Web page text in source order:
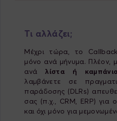
Τι αλλάζει;
Μέχρι τώρα, το
μόνο ανά μήνυμα. Πλέον,
ανάλίστα ή
λαμβάνετε σε
παράδοσης (DLRs)
σας (π.χ., CRM, ERP) για
και όχι μόνο για